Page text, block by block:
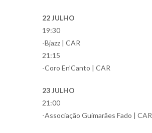
22 JULHO
19:30
-Bjazz | CAR
21:15
-Coro En’Canto | CAR
23 JULHO
21:00
-Associação Guimarães Fado | CAR